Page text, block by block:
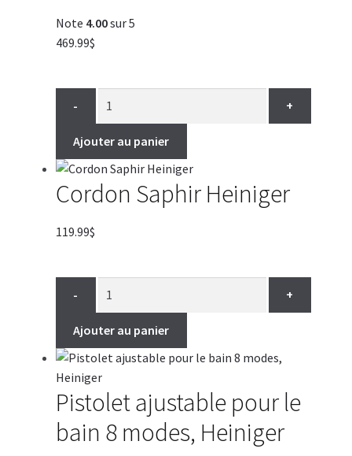
Note 4.00sur 5
469.99$
- +
Ajouter au panier
Cordon Saphir Heiniger
119.99$
- +
Ajouter au panier
Pistolet ajustable pour le
bain 8 modes, Heiniger